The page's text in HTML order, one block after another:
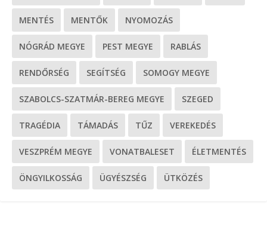
MENTÉS MENTŐK NYOMOZÁS
NÓGRÁD MEGYE PEST MEGYE RABLÁS
RENDŐRSÉG SEGÍTSÉG SOMOGY MEGYE
SZABOLCS-SZATMÁR-BEREG MEGYE SZEGED
TRAGÉDIA TÁMADÁS TŰZ VEREKEDÉS
VESZPRÉM MEGYE VONATBALESET ÉLETMENTÉS
ÖNGYILKOSSÁG ÜGYÉSZSÉG ÜTKÖZÉS